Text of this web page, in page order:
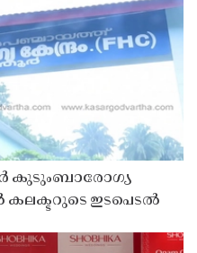
കുടുംബാരോഗ്യ
കലക്ടറുടെ ഇടപെടൽ